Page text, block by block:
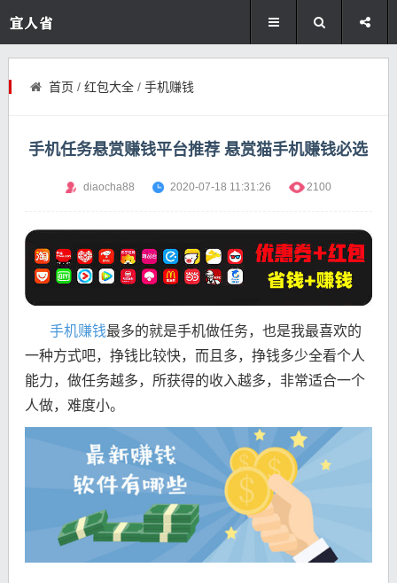
首页 / 红包大全/ 手机赚钱
手机任务悬赏赚钱平台推荐 悬赏猫手机赚钱必选
diaocha88 2020-07-18 11:31:26 2100
手机赚钱最多的就是手机做任务，也是我最喜欢的
一种方式吧，挣钱比较快，而且多，挣钱多少全看个人
能力，做任务越多，所获得的收入越多，非常适合一个
人做，难度小。